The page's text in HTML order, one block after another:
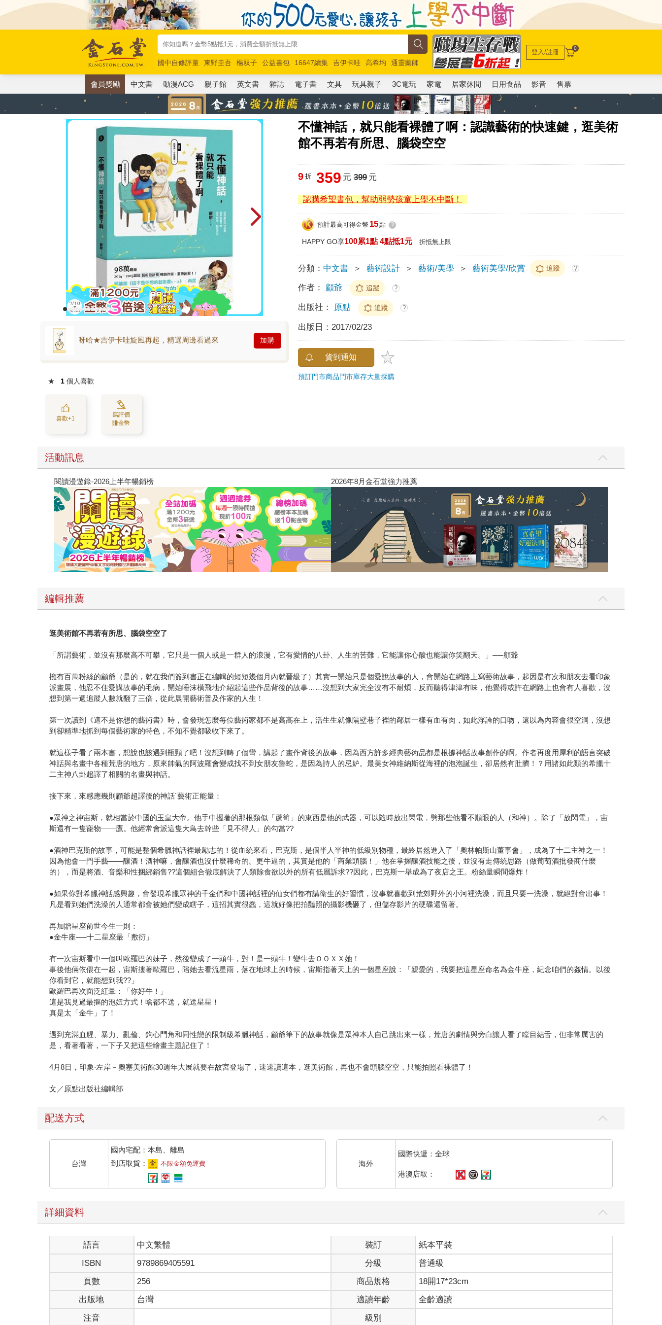
國中自修評量 東野圭吾 楊双子 公益書包 16647續集 吉伊卡哇 高希均
通靈藥師
唯紅花綻放
奧德賽 路邊攤新作 馬斯克 玩具總動員5 超慢跑
登入/註冊 0
會員獎勵 中文書 動漫ACG 親子館 英文書 雜誌 電子書 文具 玩具親子 3C電玩 家電 居家休閒 日用食品 影音 售票
不懂神話，就只能看裸體了啊：認識藝術的快速鍵，逛美術
館不再若有所思、腦袋空空
呀哈★吉伊卡哇旋風再起，精選周邊看過來 加購
★ 1 個人喜歡
喜歡+1
寫評價
賺金幣
9 折 359 元 399元
認購希望書包，幫助弱勢孩童上學不中斷！
預計最高可得金幣 15點 ?
HAPPY GO享100累1點 4點抵1元 折抵無上限
分類： 中文書 ＞ 藝術設計 ＞ 藝術/美學 ＞ 藝術美學/欣賞 追蹤 ?
作者： 顧爺 追蹤 ?
出版社： 原點 追蹤 ?
出版日： 2017/02/23
貨到通知
預訂門市商品門市庫存大量採購
活動訊息
閱讀漫遊錄-2026上半年暢銷榜 2026年8月金石堂強力推薦
編輯推薦
逛美術館不再若有所思、腦袋空空了
「所謂藝術，並沒有那麼高不可攀，它只是一個人或是一群人的浪漫，它有愛情的八卦、人生的苦難，它能讓你心酸也能讓你笑翻天。」──顧爺
擁有百萬粉絲的顧爺（是的，就在我們簽到書正在編輯的短短幾個月內就晉級了）其實一開始只是個愛說故事的人，會開始在網路上寫藝術故事，起因是有次和朋友去看印象
派畫展，他忍不住愛講故事的毛病，開始唾沫橫飛地介紹起這些作品背後的故事……沒想到大家完全沒有不耐煩，反而聽得津津有味，他覺得或許在網路上也會有人喜歡，沒
想到第一週追蹤人數就翻了三倍，從此展開藝術普及作家的人生！
第一次讀到《這不是你想的藝術書》時，會發現怎麼每位藝術家都不是高高在上，活生生就像隔壁巷子裡的鄰居一樣有血有肉，如此浮誇的口吻，還以為內容會很空洞，沒想
到卻精準地抓到每個藝術家的特色，不知不覺都吸收下來了。
就這樣子看了兩本書，想說也該遇到瓶頸了吧！沒想到轉了個彎，講起了畫作背後的故事，因為西方許多經典藝術品都是根據神話故事創作的啊。作者再度用犀利的語言突破
神話與名畫中各種荒唐的地方，原來帥氣的阿波羅會變成找不到女朋友魯蛇，是因為詩人的忌妒。最美女神維納斯從海裡的泡泡誕生，卻居然有肚臍！？用諸如此類的希臘十
二主神八卦超譯了相關的名畫與神話。
接下來，來感應幾則顧爺超譯後的神話˙藝術正能量：
●眾神之神宙斯，就相當於中國的玉皇大帝。他手中握著的那根類似「蘆筍」的東西是他的武器，可以隨時放出閃電，劈那些他看不順眼的人（和神）。除了「放閃電」，宙
斯還有一隻寵物——鷹。他經常會派這隻大鳥去幹些「見不得人」的勾當??
●酒神巴克斯的故事，可能是整個希臘神話裡最勵志的！從血統來看，巴克斯，是個半人半神的低級別物種，最終居然進入了「奧林帕斯山董事會」，成為了十二主神之一！
因為他會一門手藝——釀酒！酒神嘛，會釀酒也沒什麼稀奇的。更牛逼的，其實是他的「商業頭腦！」他在掌握釀酒技能之後，並沒有走傳統思路（做葡萄酒批發商什麼
的），而是將酒、音樂和性捆綁銷售??這個組合徹底解決了人類除食欲以外的所有低層訴求??因此，巴克斯一舉成為了夜店之王。粉絲量瞬間爆炸！
●如果你對希臘神話感興趣，會發現希臘眾神的千金們和中國神話裡的仙女們都有講衛生的好習慣，沒事就喜歡到荒郊野外的小河裡洗澡，而且只要一洗澡，就絕對會出事！
凡是看到她們洗澡的人通常都會被她們變成瞎子，這招其實很蠢，這就好像把拍豔照的攝影機砸了，但儲存影片的硬碟還留著。
再加贈星座前世今生一則：
●金牛座──十二星座最「敷衍」
有一次宙斯看中一個叫歐羅巴的妹子，然後變成了一頭牛，對！是一頭牛！變牛去ＯＯＸＸ她！
事後他倆依偎在一起，宙斯摟著歐羅巴，陪她去看流星雨，落在地球上的時候，宙斯指著天上的一個星座說：「親愛的，我要把這星座命名為金牛座，紀念咱們的姦情。以後
你看到它，就能想到我??」
歐羅巴再次面泛紅暈：「你好牛！」
這是我見過最摳的泡妞方式！啥都不送，就送星星！
真是太「金牛」了！
遇到充滿血腥、暴力、亂倫、鉤心鬥角和同性戀的限制級希臘神話，顧爺筆下的故事就像是眾神本人自己跳出來一樣，荒唐的劇情與旁白讓人看了瞠目結舌，但非常厲害的
是，看著看著，一下子又把這些繪畫主題記住了！
4月8日，印象‧左岸－奧塞美術館30週年大展就要在故宮登場了，速速讀這本，逛美術館，再也不會頭腦空空，只能拍照看裸體了！
文／原點出版社編輯部
配送方式
台灣
國內宅配：本島、離島
到店取貨：
不限金額免運費 海外
國際快遞：全球
港澳店取：
詳細資料
語言 中文繁體 裝訂
紙本平裝
ISBN
9789869405591 分級
普通級
頁數
256 商品規格
18開17*23cm
出版地
台灣 適讀年齡
全齡適讀
注音
級別